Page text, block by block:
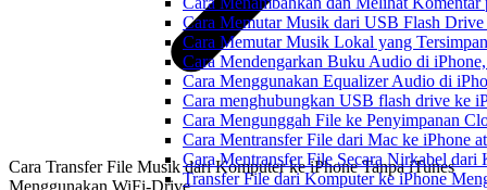
Cara Memutar Musik dari USB Flash
Cara Memutar Musik Lokal yang
Cara Mendengarkan Buku Audio di
Cara Menggunakan Equalizer Audio di
Cara menghubungkan USB flash drive ke
Cara Mengunggah File ke Penyimpanan
Cara Mentransfer File dari Mac ke iPhone
Cara Mentransfer File Secara Nirkabel
Transfer File dari Komputer ke iPhone
Cara Transfer File Musik dari Komputer ke iPhone Tanpa iTunes
Menggunakan WiFi-Drive